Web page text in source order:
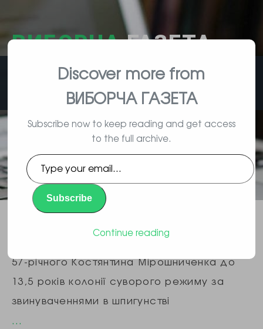
ВИБОРЧАГАЗЕТА
влада, вибори, народ
Суд на окупованій Луганщині
ув’язнив громадянина України
By Gromada | 05/28/2026 |
За твердженням відомства, суд ув’язнив
57-річного Костянтина Мірошниченка до
13,5 років колонії суворого режиму за
звинуваченнями в шпигунстві
…
Discover more from
ВИБОРЧА ГАЗЕТА
Subscribe now to keep reading and get access
to the full archive.
Type
your
email…
Subscribe
Continue reading